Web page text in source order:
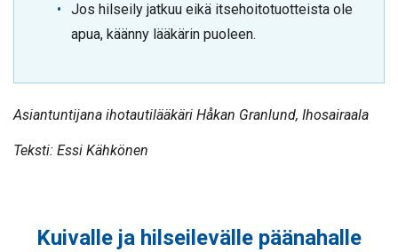
Jos hilseily jatkuu eikä itsehoitotuotteista ole
apua, käänny lääkärin puoleen.
Asiantuntijana ihotautilääkäri Håkan Granlund, Ihosairaala
Teksti: Essi Kähkönen
Kuivalle ja hilseilevälle päänahalle